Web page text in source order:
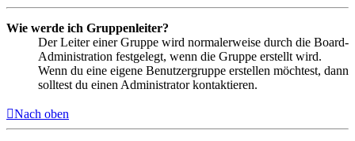
Wie werde ich Gruppenleiter?
Der Leiter einer Gruppe wird normalerweise durch die Board-
Administration festgelegt, wenn die Gruppe erstellt wird.
Wenn du eine eigene Benutzergruppe erstellen möchtest, dann
solltest du einen Administrator kontaktieren.
Nach oben